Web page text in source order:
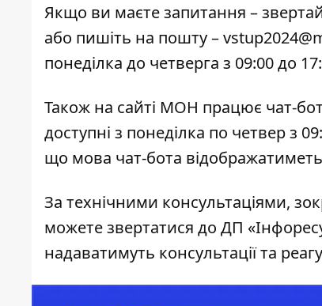
Якщо ви маєте запитання –
або пишіть на пошту –
понеділка до четверга з 09:00 до
Також на сайті МОН працює чат-бот
доступні з понеділка по четвер з
що мова чат-бота
За технічними консультаціями,
можете звертатися до ДП
надаватимуть консультації та